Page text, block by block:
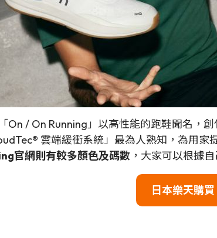
On / On Running」以高性能的跑鞋聞名，
雲端緩衝系統」最為人熟知，為用家
官網則有較多顏色及碼數 ，大家可以根據
日本樂天購買